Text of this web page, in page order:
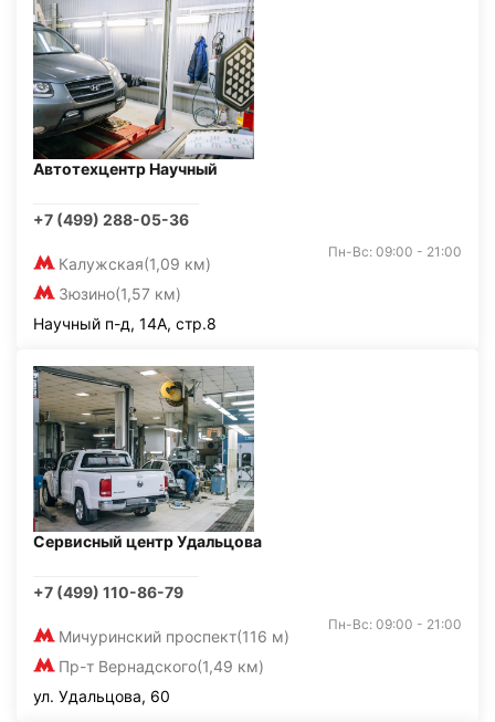
Автотехцентр Научный
+7 (499) 288-05-36
Калужская(1,09 км)
Зюзино(1,57 км)
Пн-Вс: 09:00 - 21:00
Научный п-д, 14А, стр.8
Сервисный центр Удальцова
+7 (499) 110-86-79
Мичуринский проспект(116 м)
Пр-т Вернадского(1,49 км)
Пн-Вс: 09:00 - 21:00
ул. Удальцова, 60